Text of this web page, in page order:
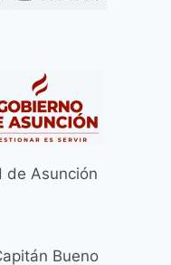
Asunción
Bueno